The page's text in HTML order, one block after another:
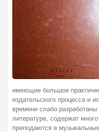
имеющие большое
издательского процесса и
времени слабо
литературе, содержат
преподаются в